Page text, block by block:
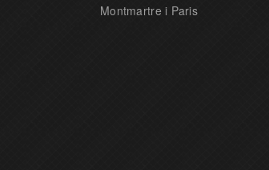
Montmartre i Paris